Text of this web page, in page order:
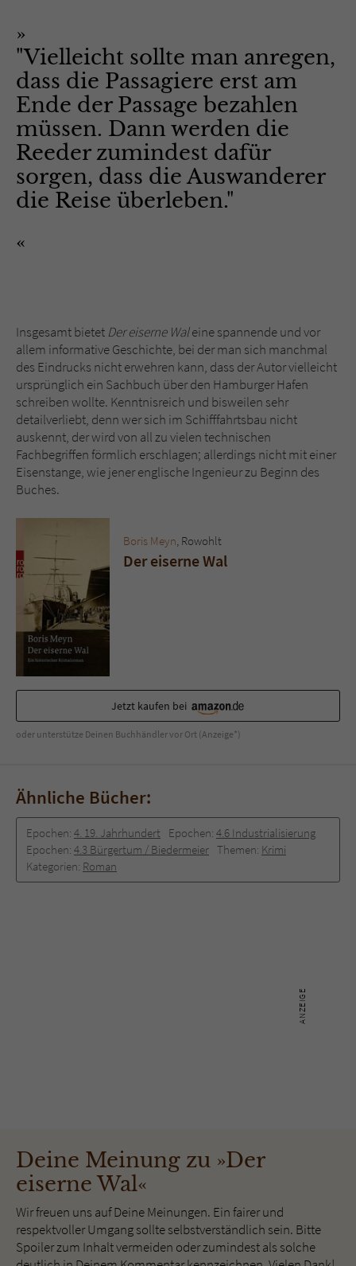
"Vielleicht sollte man anregen,
dass die Passagiere erst am
Ende der Passage bezahlen
müssen. Dann werden die
Reeder zumindest dafür
sorgen, dass die Auswanderer
die Reise überleben."
Insgesamt bietet Der eiserne Waleine spannende und vor
allem informative Geschichte, bei der man sich manchmal
des Eindrucks nicht erwehren kann, dass der Autor vielleicht
ursprünglich ein Sachbuch über den Hamburger Hafen
schreiben wollte. Kenntnisreich und bisweilen sehr
detailverliebt, denn wer sich im Schifffahrtsbau nicht
auskennt, der wird von all zu vielen technischen
Fachbegriffen förmlich erschlagen; allerdings nicht mit einer
Eisenstange, wie jener englische Ingenieur zu Beginn des
Buches.
Boris Meyn, Rowohlt
Der eiserne Wal
Jetzt kaufen bei
oder unterstütze Deinen Buchhändler vor Ort (Anzeige*)
Ähnliche Bücher:
Epochen: 4. 19. Jahrhundert Epochen: 4.6 Industrialisierung
Epochen: 4.3 Bürgertum / Biedermeier Themen: Krimi
Kategorien: Roman
Deine Meinung zu »Der
eiserne Wal«
Wir freuen uns auf Deine Meinungen. Ein fairer und
respektvoller Umgang sollte selbstverständlich sein. Bitte
Spoiler zum Inhalt vermeiden oder zumindest als solche